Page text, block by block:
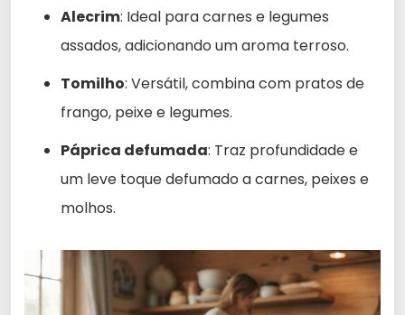
Alecrim: Ideal para carnes e legumes
assados, adicionando um aroma terroso.
Tomilho: Versátil, combina com pratos de
frango, peixe e legumes.
Páprica defumada: Traz profundidade e
um leve toque defumado a carnes, peixes e
molhos.